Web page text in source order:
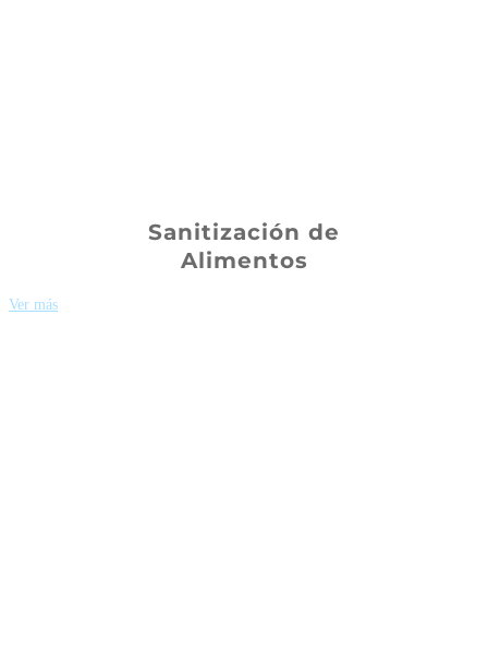
Sanitización de
Alimentos
Ver más